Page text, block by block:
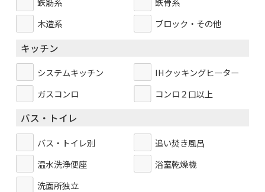
木造系
ブロック・その他
キッチン
システムキッチン
IHクッキングヒーター
ガスコンロ
コンロ２口以上
バス・トイレ
バス・トイレ別
追い焚き風呂
温水洗浄便座
浴室乾燥機
洗面所独立